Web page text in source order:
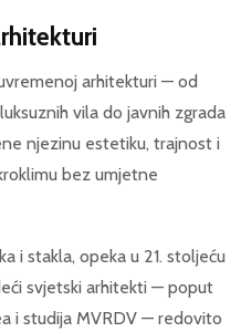
arhitekturi — od
vila do javnih zgrada
njezinu estetiku, trajnost i
bez umjetne
i stakla, opeka u 21. stoljeću
svjetski arhitekti — poput
i studija MVRDV — redovito